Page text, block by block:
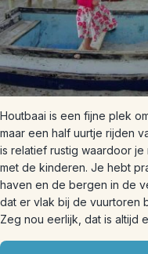
Houtbaai is een fijne plek
maar een half uurtje rijden
is relatief rustig waardoor
met de kinderen. Je hebt
haven en de bergen in de
dat er vlak bij de vuurtoren
Zeg nou eerlijk, dat is altijd